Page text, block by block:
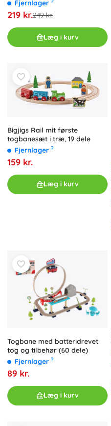
Fjernlager
219 kr.249 kr.
Læg i kurv
Bigjigs Rail mit første
togbanesæt i træ, 19 dele
Fjernlager ?
159 kr.
Læg i kurv
Togbane med batteridrevet
tog og tilbehør (60 dele)
Fjernlager ?
89 kr.
Læg i kurv